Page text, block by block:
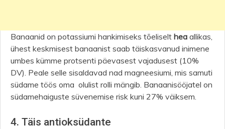
Banaanid on potassiumi hankimiseks tõeliselt hea allikas,
ühest keskmisest banaanist saab täiskasvanud inimene
umbes kümme protsenti päevasest vajadusest (10%
DV). Peale selle sisaldavad nad magneesiumi, mis samuti
südame töös oma olulist rolli mängib. Banaanisööjatel on
südamehaiguste süvenemise risk kuni 27% väiksem.
4. Täis antioksüdante